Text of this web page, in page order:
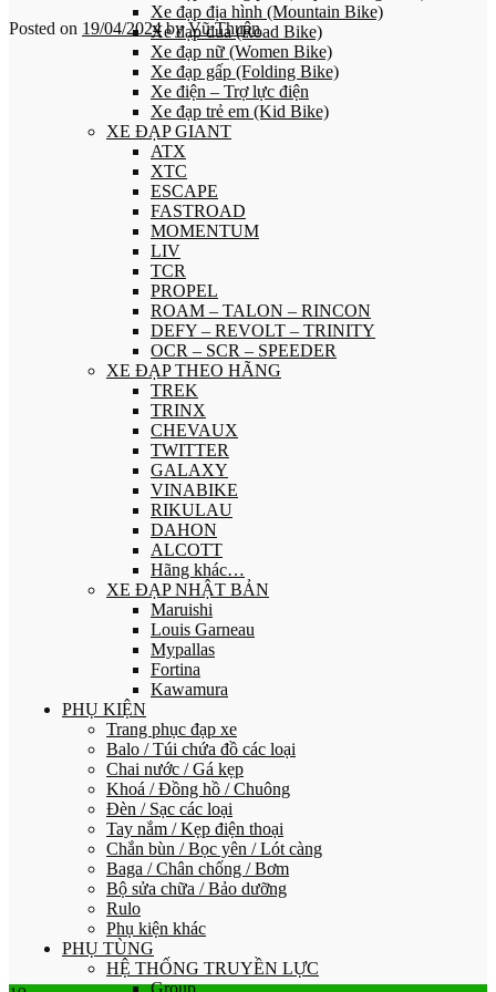
Xe đạp địa hình (Mountain Bike)
Xe đạp đua (Road Bike)
Xe đạp nữ (Women Bike)
Xe đạp gấp (Folding Bike)
Xe điện – Trợ lực điện
Xe đạp trẻ em (Kid Bike)
XE ĐẠP GIANT
ATX
XTC
ESCAPE
FASTROAD
MOMENTUM
LIV
TCR
PROPEL
ROAM – TALON – RINCON
DEFY – REVOLT – TRINITY
OCR – SCR – SPEEDER
XE ĐẠP THEO HÃNG
TREK
TRINX
CHEVAUX
TWITTER
GALAXY
VINABIKE
RIKULAU
DAHON
ALCOTT
Hãng khác…
XE ĐẠP NHẬT BẢN
Maruishi
Louis Garneau
Mypallas
Fortina
Kawamura
PHỤ KIỆN
Trang phục đạp xe
Balo / Túi chứa đồ các loại
Chai nước / Gá kẹp
Khoá / Đồng hồ / Chuông
Đèn / Sạc các loại
Tay nắm / Kẹp điện thoại
Chắn bùn / Bọc yên / Lót càng
Baga / Chân chống / Bơm
Bộ sửa chữa / Bảo dưỡng
Rulo
Phụ kiện khác
PHỤ TÙNG
HỆ THỐNG TRUYỀN LỰC
Group
Posted on 19/04/2024byVũ Thuận